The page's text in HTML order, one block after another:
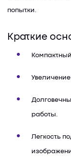
попытки.
Краткие
Увеличение
работы.
Легкость